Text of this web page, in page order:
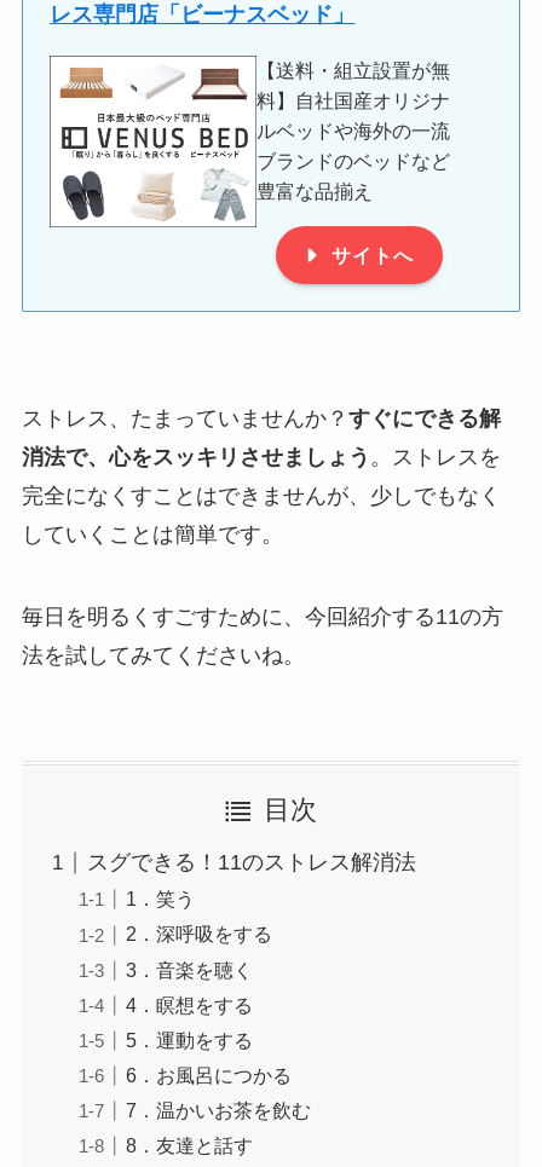
レス専門店「ビーナスベッド」
【送料・組立設置が無
料】自社国産オリジナ
ルベッドや海外の一流
ブランドのベッドなど
豊富な品揃え
サイトへ
ストレス、たまっていませんか？ すぐにできる解
消法で、心をスッキリさせましょう 。ストレスを
完全になくすことはできませんが、少しでもなく
していくことは簡単です。
毎日を明るくすごすために、今回紹介する11の方
法を試してみてくださいね。
目次
スグできる！11のストレス解消法
1．笑う
2．深呼吸をする
3．音楽を聴く
4．瞑想をする
5．運動をする
6．お風呂につかる
7．温かいお茶を飲む
8．友達と話す